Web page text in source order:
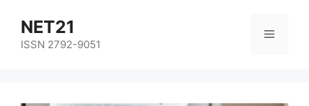
NET21
ISSN 2792-9051